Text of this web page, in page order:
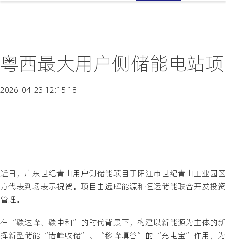
粤西最大用户侧储能电站
2026-04-23 12:15:18
近日，广东世纪青山用户侧储能项目于阳江市世纪青山工业园
方代表到场表示祝贺。项目由远晖能源和恒运储能联合开发投
管理。
在“碳达峰、碳中和”的时代背景下，构建以新能源为主体的
挥新型储能“错峰收储”、“移峰填谷”的“充电宝”作用，为